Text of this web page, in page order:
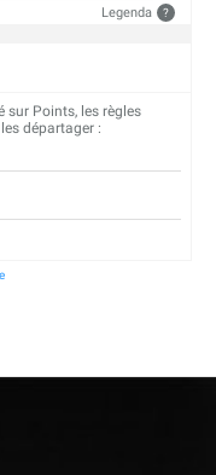
Legenda ?
sur Points, les règles
départager :